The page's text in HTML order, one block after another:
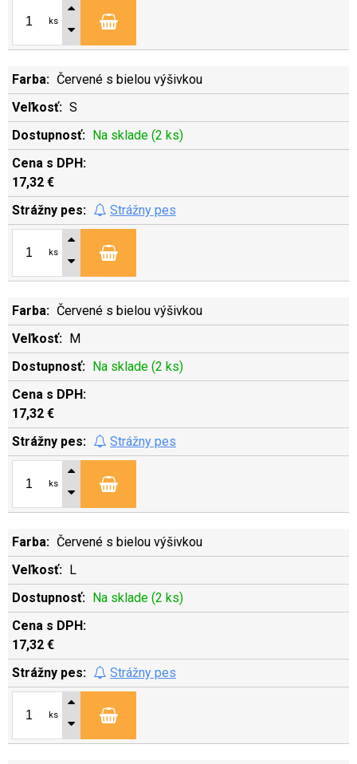
ks
Červené s bielou výšivkou
S
Na sklade (2 ks)
17,32 €
Strážny pes
ks
Červené s bielou výšivkou
M
Na sklade (2 ks)
17,32 €
Strážny pes
ks
Červené s bielou výšivkou
L
Na sklade (2 ks)
17,32 €
Strážny pes
ks